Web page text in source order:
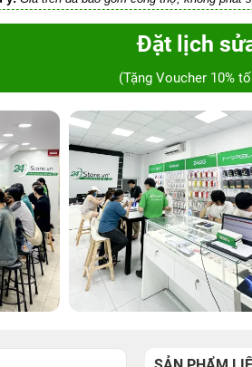
Đặt lịch
(Tặng Voucher 10%